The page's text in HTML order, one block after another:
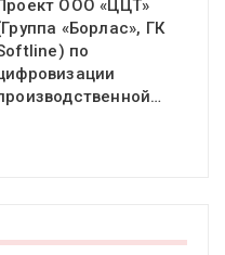
ООО «ЦЦТ»
«Борлас», ГК
по